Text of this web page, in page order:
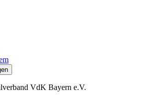
VdK Bayern e.V.